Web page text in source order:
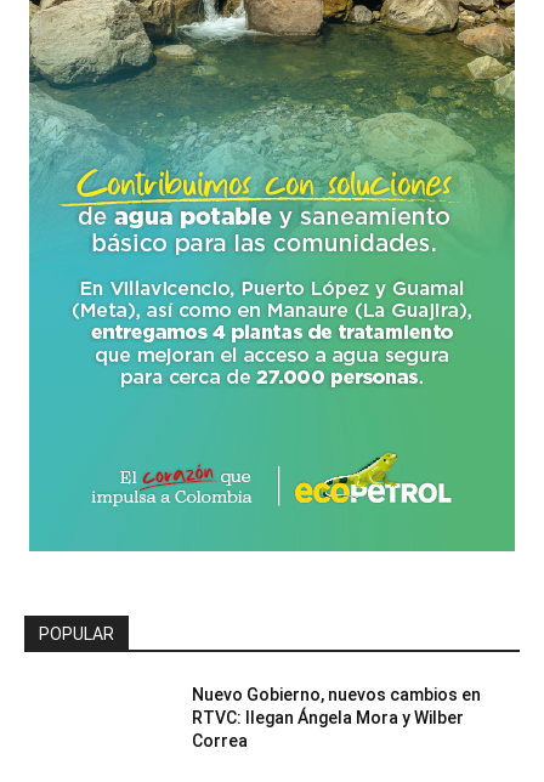
POPULAR
Nuevo Gobierno, nuevos cambios en
RTVC: llegan Ángela Mora y Wilber
Correa